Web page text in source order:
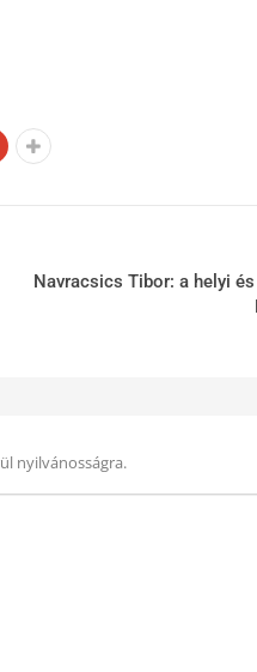
Navracsics Tibor: a helyi
nyilvánosságra.